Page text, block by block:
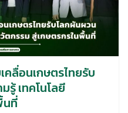
ลื่อนเกษตรไทยรับ
รู้ เทคโนโลยี
นที่